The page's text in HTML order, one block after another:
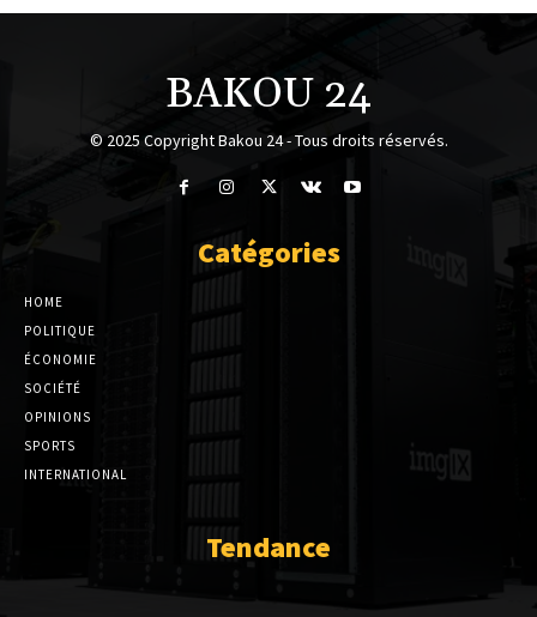
BAKOU 24
© 2025 Copyright Bakou 24 - Tous droits réservés.
Catégories
HOME
POLITIQUE
ÉCONOMIE
SOCIÉTÉ
OPINIONS
SPORTS
INTERNATIONAL
Tendance